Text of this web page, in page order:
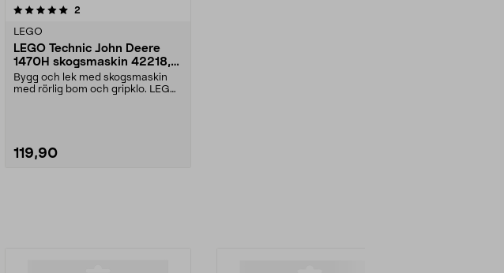
2
LEGO
LEGO Technic John Deere
1470H skogsmaskin 42218,
från 7 år
Bygg och lek med skogsmaskin
med rörlig bom och gripklo. LEGO
119,90